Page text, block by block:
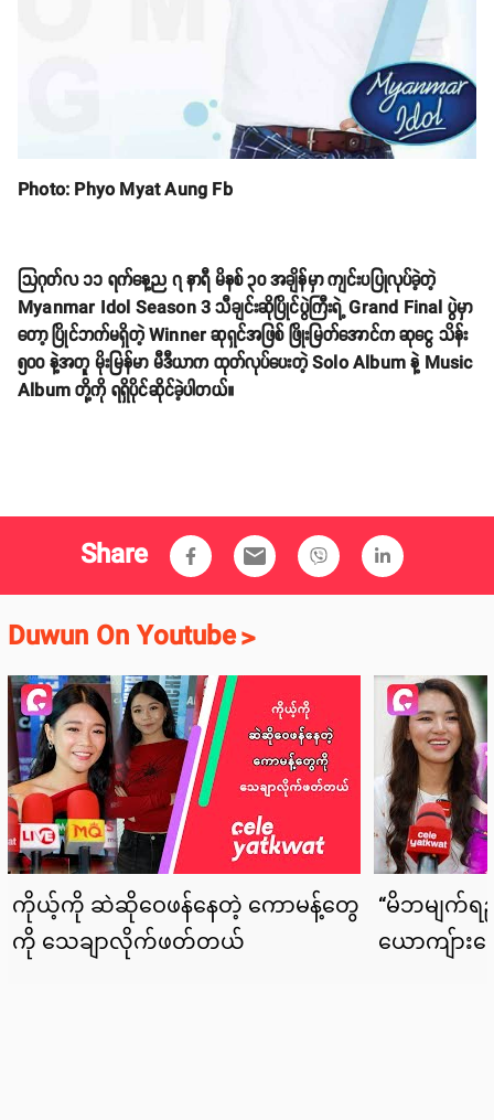
Photo: Phyo Myat Aung Fb
သြဂုတ်လ ၁၁ ရက်နေ့ည ၇ နာရီ မိနစ် ၃၀ အချိန်မှာ ကျင်းပပြုလုပ်ခဲ့တဲ့
Myanmar Idol Season 3 သီချင်းဆိုပြိုင်ပွဲကြီးရဲ့ Grand Final ပွဲမှာ
တော့ ပြိုင်ဘက်မရှိတဲ့ Winner ဆုရှင်အဖြစ် ဖြိုးမြတ်အောင်က ဆုငွေ သိန်း
၅၀၀ နဲ့အတူ မိုးမြန်မာ မီဒီယာက ထုတ်လုပ်ပေးတဲ့ Solo Album နဲ့ Music
Album တို့ကို ရရှိပိုင်ဆိုင်ခဲ့ပါတယ်။
Share email
Duwun On Youtube>